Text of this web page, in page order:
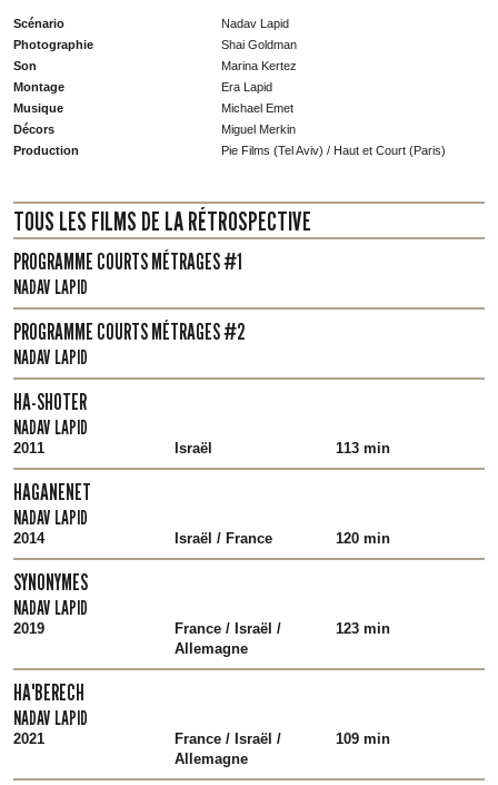
Scénario
Nadav Lapid
Photographie
Shai Goldman
Son
Marina Kertez
Montage
Era Lapid
Musique
Michael Emet
Décors
Miguel Merkin
Production
Pie Films (Tel Aviv) / Haut et Court (Paris)
TOUS LES FILMS DE LA RÉTROSPECTIVE
PROGRAMME COURTS MÉTRAGES #1
NADAV LAPID
PROGRAMME COURTS MÉTRAGES #2
NADAV LAPID
HA-SHOTER
NADAV LAPID
2011 Israël 113 min
HAGANENET
NADAV LAPID
2014 Israël / France 120 min
SYNONYMES
NADAV LAPID
2019
France / Israël /
Allemagne
123 min
HA'BERECH
NADAV LAPID
2021
France / Israël /
Allemagne
109 min